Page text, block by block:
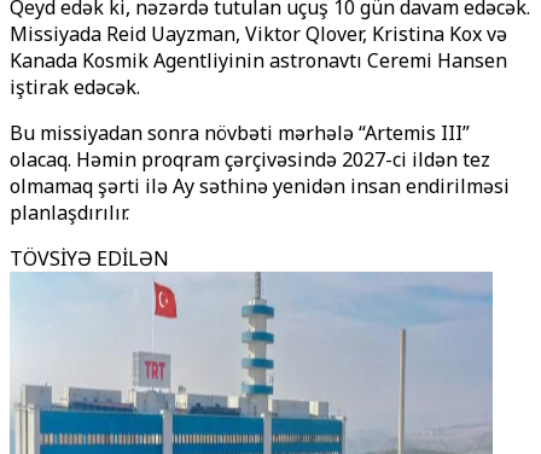
Qeyd edək ki, nəzərdə tutulan uçuş 10 gün davam edəcək.
Missiyada Reid Uayzman, Viktor Qlover, Kristina Kox və
Kanada Kosmik Agentliyinin astronavtı Ceremi Hansen
iştirak edəcək.
Bu missiyadan sonra növbəti mərhələ “Artemis III”
olacaq. Həmin proqram çərçivəsində 2027-ci ildən tez
olmamaq şərti ilə Ay səthinə yenidən insan endirilməsi
planlaşdırılır.
TÖVSİYƏ EDİLƏN